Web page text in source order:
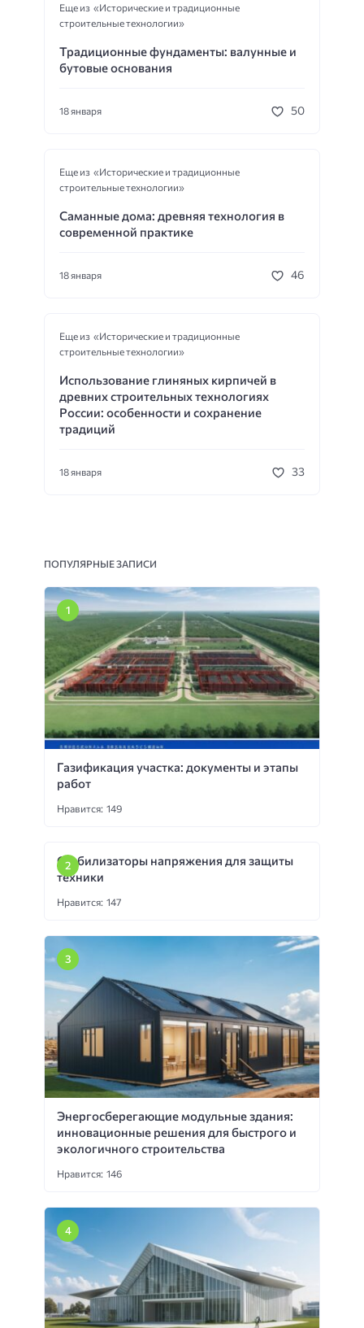
Еще из «Исторические и традиционные
строительные технологии»
Традиционные фундаменты: валунные и
бутовые основания
18 января 50
Еще из «Исторические и традиционные
строительные технологии»
Саманные дома: древняя технология в
современной практике
18 января 46
Еще из «Исторические и традиционные
строительные технологии»
Использование глиняных кирпичей в
древних строительных технологиях
России: особенности и сохранение
традиций
18 января 33
ПОПУЛЯРНЫЕ ЗАПИСИ
Газификация участка: документы и этапы
работ
Нравится: 149
Стабилизаторы напряжения для защиты
техники
Нравится: 147
Энергосберегающие модульные здания:
инновационные решения для быстрого и
экологичного строительства
Нравится: 146